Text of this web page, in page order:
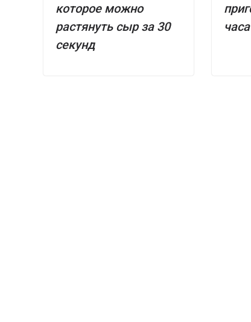
которое можно
растянуть сыр за 30
секунд